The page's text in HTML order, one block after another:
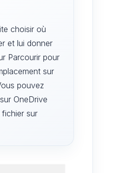
choisir où
et lui donner
Parcourir pour
sur
pouvez
OneDrive
sur